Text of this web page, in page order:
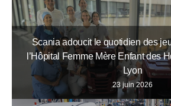
Scania adoucit le quotidien des
l’Hôpital Femme Mère Enfant des
Lyon
23 juin 2026